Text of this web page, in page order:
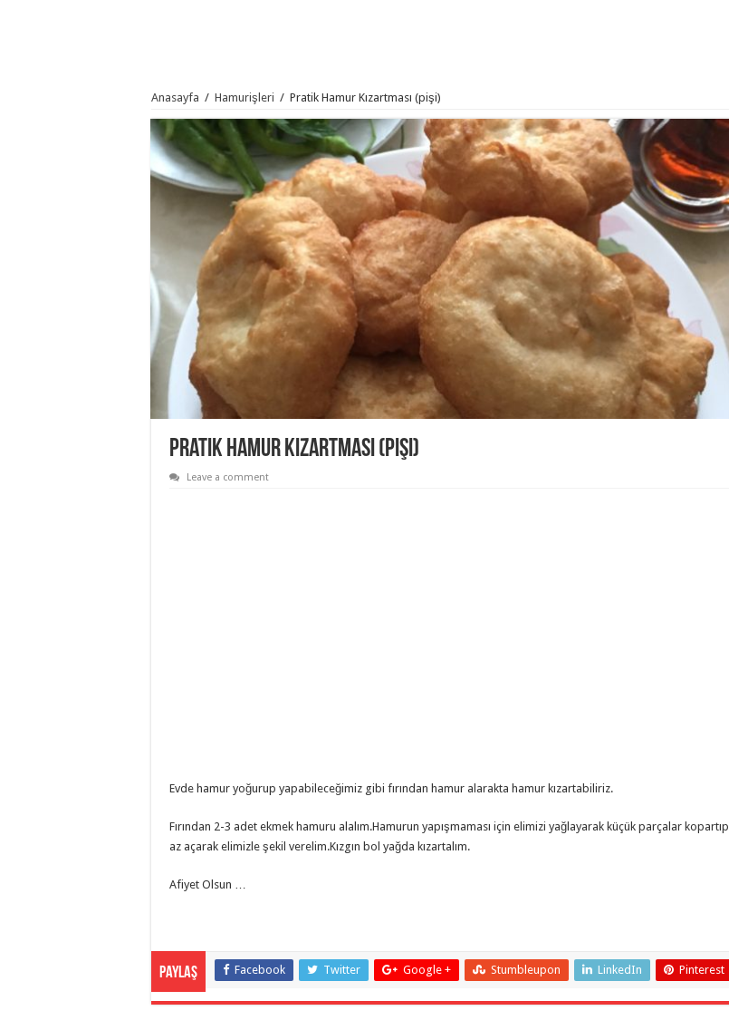
Anasayfa / Hamurişleri / Pratik Hamur Kızartması (pişi)
Pratik Hamur Kızartması (pişi)
Leave a comment
Evde hamur yoğurup yapabileceğimiz gibi fırından hamur alarakta hamur kızartabiliriz.
Fırından 2-3 adet ekmek hamuru alalım.Hamurun yapışmaması için elimizi yağlayarak küçük parçalar kopartıp
az açarak elimizle şekil verelim.Kızgın bol yağda kızartalım.
Afiyet Olsun …
Paylaş Facebook Twitter Google + Stumbleupon LinkedIn Pinterest